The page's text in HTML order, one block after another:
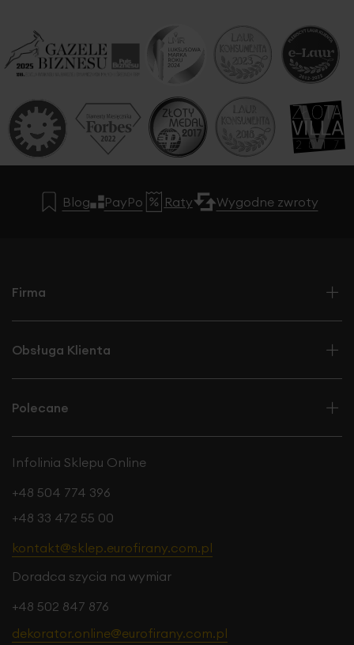
Blog PayPo Raty Wygodne zwroty
Firma
Obsługa Klienta
Polecane
Infolinia Sklepu Online
+48 504 774 396
+48 33 472 55 00
kontakt@sklep.eurofirany.com.pl
Doradca szycia na wymiar
+48 502 847 876
dekorator.online@eurofirany.com.pl